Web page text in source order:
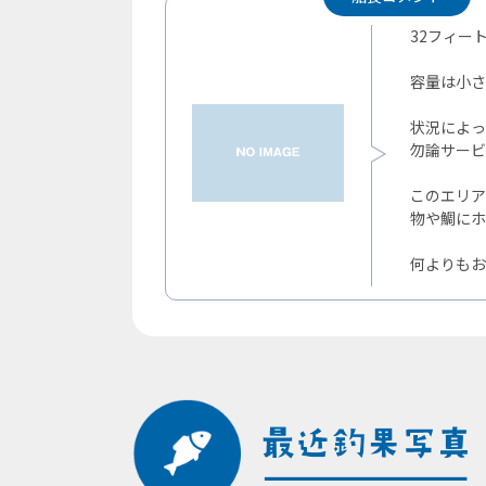
32フィー
容量は小
状況によ
勿論サー
このエリ
物や鯛に
何よりも